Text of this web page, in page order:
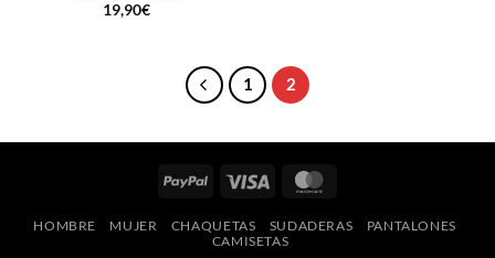
19,90€
1 2
PayPal Visa
HOMBRE MUJER CHAQUETAS SUDADERAS
PANTALONES
CAMISETAS